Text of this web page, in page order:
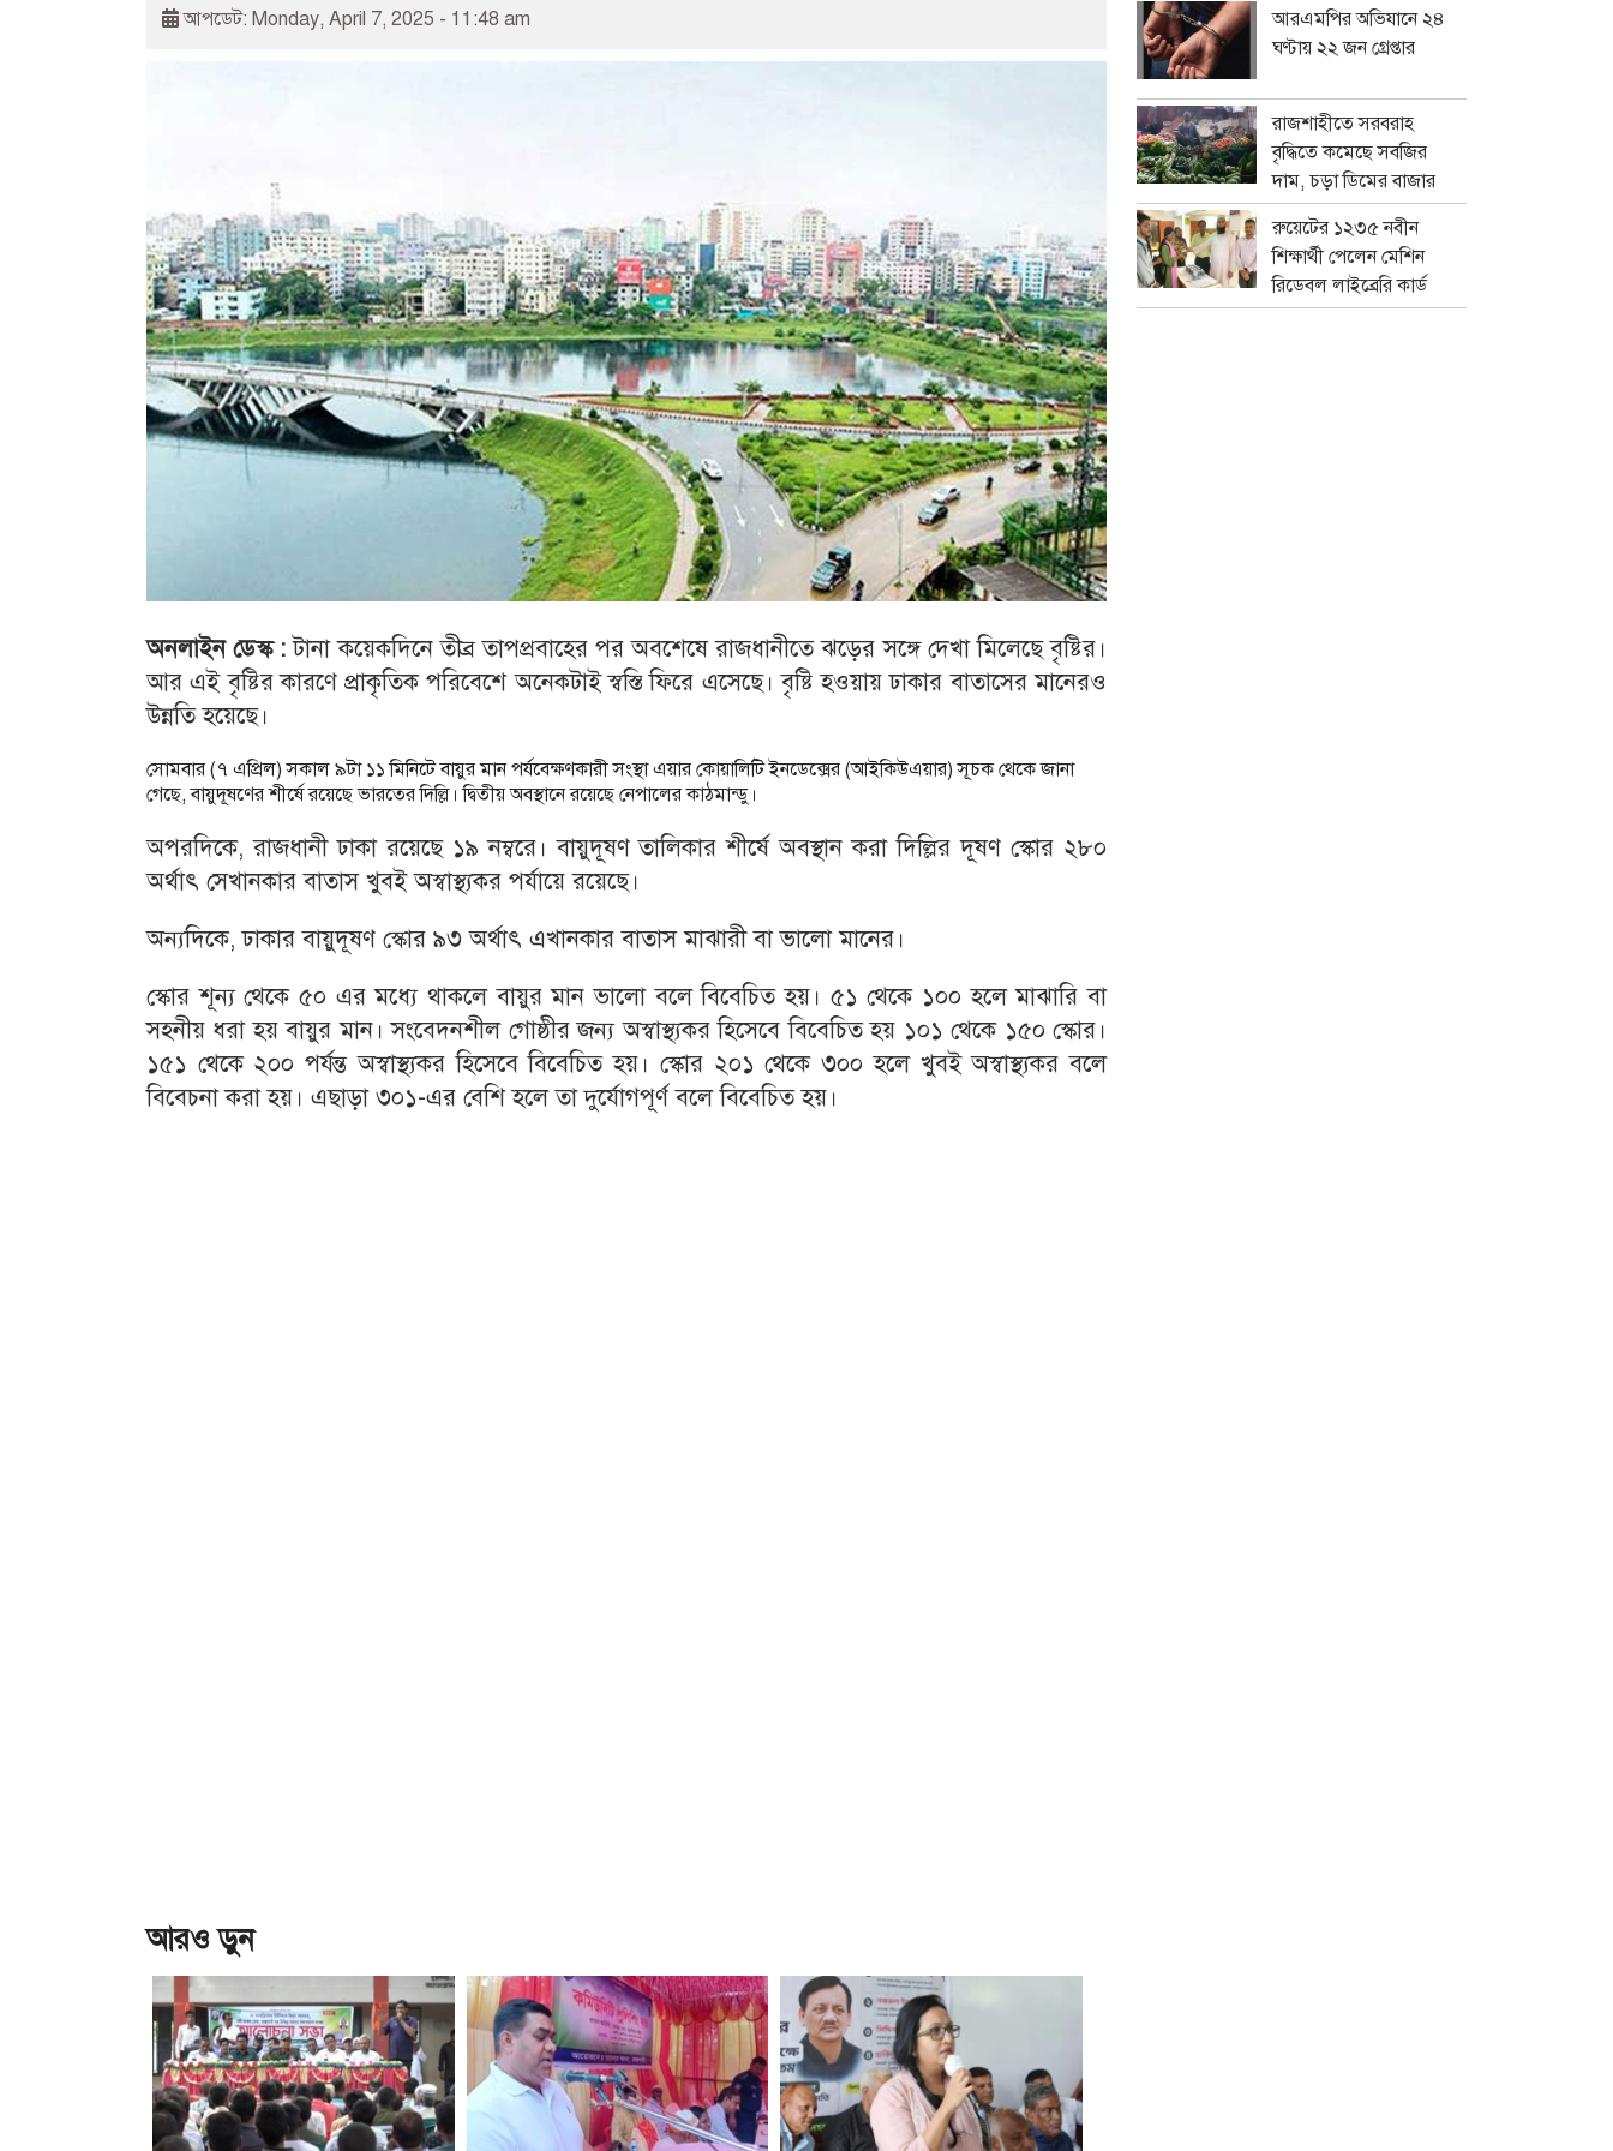
আপডেট: Monday, April 7, 2025 - 11:48 am
অনলাইন ডেস্ক :টানা কয়েকদিনে তীব্র তাপপ্রবাহের পর অবশেষে রাজধানীতে ঝড়ের সঙ্গে দেখা মিলেছে বৃষ্টির।
আর এই বৃষ্টির কারণে প্রাকৃতিক পরিবেশে অনেকটাই স্বস্তি ফিরে এসেছে। বৃষ্টি হওয়ায় ঢাকার বাতাসের মানেরও
উন্নতি হয়েছে।
সোমবার (৭ এপ্রিল) সকাল ৯টা ১১ মিনিটে বায়ুর মান পর্যবেক্ষণকারী সংস্থা এয়ার কোয়ালিটি ইনডেক্সের (আইকিউএয়ার) সূচক থেকে জানা
গেছে, বায়ুদূষণের শীর্ষে রয়েছে ভারতের দিল্লি। দ্বিতীয় অবস্থানে রয়েছে নেপালের কাঠমান্ডু।
অপরদিকে, রাজধানী ঢাকা রয়েছে ১৯ নম্বরে। বায়ুদূষণ তালিকার শীর্ষে অবস্থান করা দিল্লির দূষণ স্কোর ২৮০
অর্থাৎ সেখানকার বাতাস খুবই অস্বাস্থ্যকর পর্যায়ে রয়েছে।
অন্যদিকে, ঢাকার বায়ুদূষণ স্কোর ৯৩ অর্থাৎ এখানকার বাতাস মাঝারী বা ভালো মানের।
স্কোর শূন্য থেকে ৫০ এর মধ্যে থাকলে বায়ুর মান ভালো বলে বিবেচিত হয়। ৫১ থেকে ১০০ হলে মাঝারি বা
সহনীয় ধরা হয় বায়ুর মান। সংবেদনশীল গোষ্ঠীর জন্য অস্বাস্থ্যকর হিসেবে বিবেচিত হয় ১০১ থেকে ১৫০ স্কোর।
১৫১ থেকে ২০০ পর্যন্ত অস্বাস্থ্যকর হিসেবে বিবেচিত হয়। স্কোর ২০১ থেকে ৩০০ হলে খুবই অস্বাস্থ্যকর বলে
বিবেচনা করা হয়। এছাড়া ৩০১-এর বেশি হলে তা দুর্যোগপূর্ণ বলে বিবেচিত হয়।
আরও ড়ুন
আরএমপির অভিযানে ২৪
ঘণ্টায় ২২ জন গ্রেপ্তার
রাজশাহীতে সরবরাহ
বৃদ্ধিতে কমেছে সবজির
দাম, চড়া ডিমের বাজার
রুয়েটের ১২৩৫ নবীন
শিক্ষার্থী পেলেন মেশিন
রিডেবল লাইব্রেরি কার্ড